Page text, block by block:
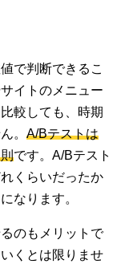
で判断できるこ
イトのメニュー
較しても、時期
。 A/Bテストは
です。A/Bテスト
くらいだったか
なります。
のもメリットで
くとは限りませ